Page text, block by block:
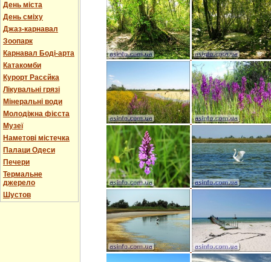
День міста
День сміху
Джаз-карнавал
Зоопарк
Карнавал Боді-арта
Катакомби
Курорт Расєйка
Лікувальні грязі
Мінеральні води
Молодіжна фієста
Музеї
Наметові містечка
Палаци Одеси
Печери
Термальне
джерело
Шустов